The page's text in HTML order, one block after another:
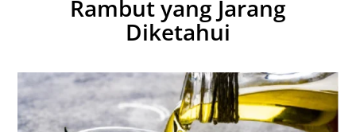
Rambut yang Jarang
Diketahui